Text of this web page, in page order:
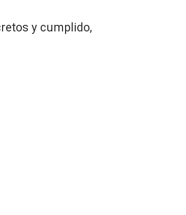
y cumplido,